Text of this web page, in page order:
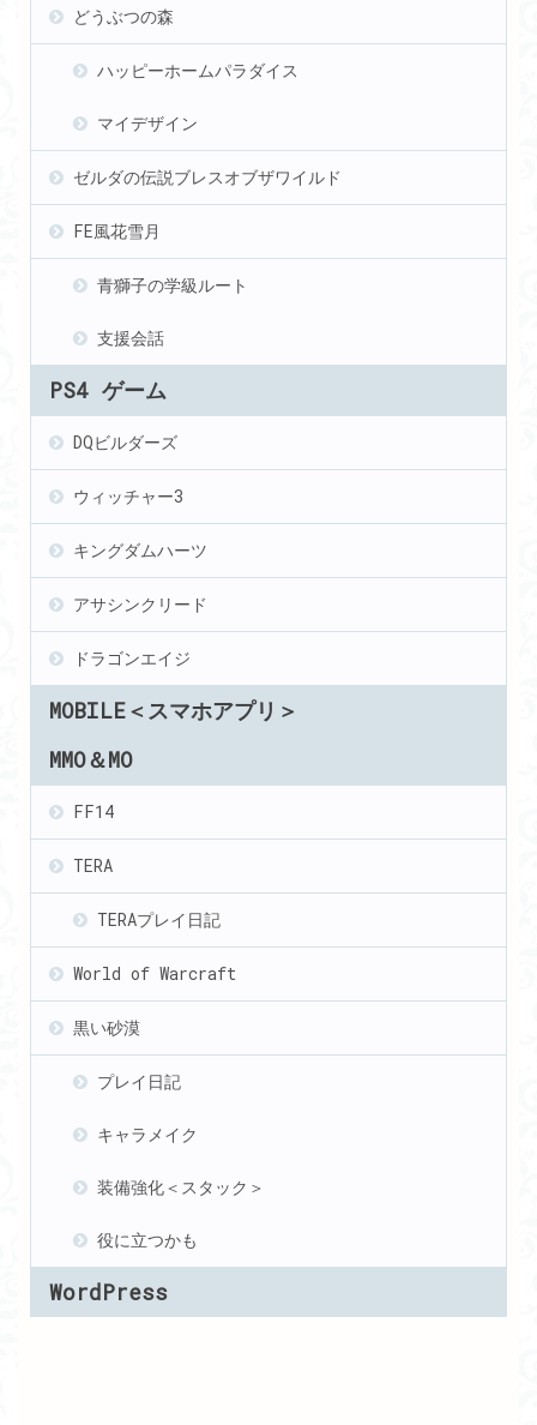
どうぶつの森
ハッピーホームパラダイス
マイデザイン
ゼルダの伝説ブレスオブザワイルド
FE風花雪月
青獅子の学級ルート
支援会話
PS4 ゲーム
DQビルダーズ
ウィッチャー3
キングダムハーツ
アサシンクリード
ドラゴンエイジ
MOBILE＜スマホアプリ＞
MMO＆MO
FF14
TERA
TERAプレイ日記
World of Warcraft
黒い砂漠
プレイ日記
キャラメイク
装備強化＜スタック＞
役に立つかも
WordPress